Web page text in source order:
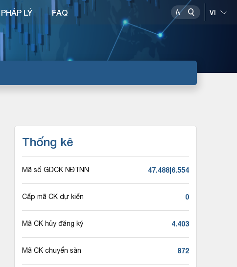
PHÁP LÝ FAQ
Thống kê
Mã số GDCK NĐTNN 47.488|6.554
Cấp mã CK dự kiến 0
Mã CK hủy đăng ký 4.403
Mã CK chuyển sàn 872